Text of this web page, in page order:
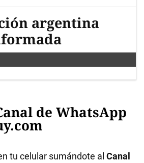
argentina
de WhatsApp
tu celular sumándote al Canal